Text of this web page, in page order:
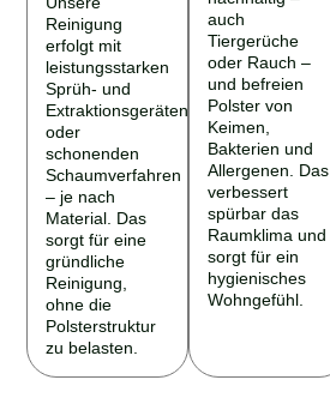
Reinigung
erfolgt mit
leistungsstarken
Sprüh- und
Extraktionsgeräten
oder
schonenden
Schaumverfahren
– je nach
Material. Das
sorgt für eine
gründliche
Reinigung,
ohne die
Polsterstruktur
zu belasten.
auch
Tiergerüche
oder Rauch –
und befreien
Polster von
Keimen,
Bakterien und
Allergenen. Das
verbessert
spürbar das
Raumklima und
sorgt für ein
hygienisches
Wohngefühl.